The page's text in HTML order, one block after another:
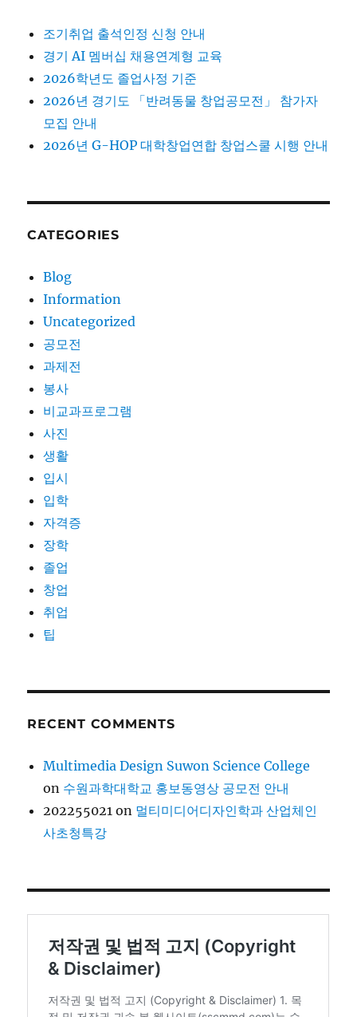
조기취업 출석인정 신청 안내
경기 AI 멤버십 채용연계형 교육
2026학년도 졸업사정 기준
2026년 경기도 「반려동물 창업공모전」 참가자
모집 안내
2026년 G-HOP 대학창업연합 창업스쿨 시행 안내
CATEGORIES
Blog
Information
Uncategorized
공모전
과제전
봉사
비교과프로그램
사진
생활
입시
입학
자격증
장학
졸업
창업
취업
팁
RECENT COMMENTS
Multimedia Design Suwon Science College
on 수원과학대학교 홍보동영상 공모전 안내
202255021 on 멀티미디어디자인학과 산업체인
사초청특강